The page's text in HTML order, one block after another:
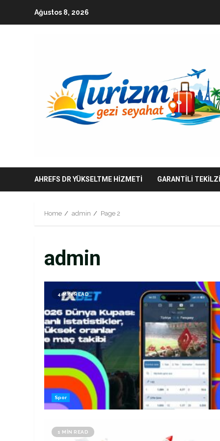
Ağustos 8, 2026
AHREFS DR YÜKSELTME HIZMETI GARANTILI
Home admin Page 2
admin
4 MIN READ
Spor
1 MIN READ